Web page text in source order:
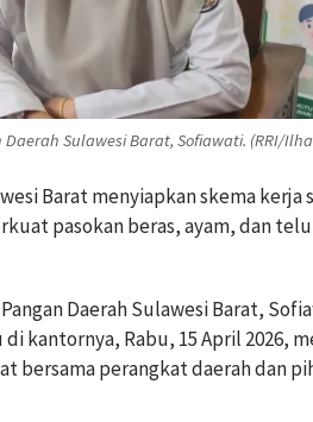
Sulawesi Barat, Sofiawati. (RRI/
Barat menyiapkan skema kerja
pasokan beras, ayam, dan
Daerah Sulawesi Barat,
kantornya, Rabu, 15 April 2026,
bersama perangkat daerah dan